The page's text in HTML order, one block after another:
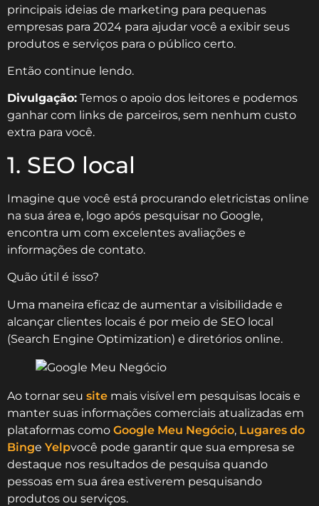
principais ideias de marketing para pequenas
empresas para 2024 para ajudar você a exibir seus
produtos e serviços para o público certo.
Então continue lendo.
Divulgação: Temos o apoio dos leitores e podemos
ganhar com links de parceiros, sem nenhum custo
extra para você.
1. SEO local
Imagine que você está procurando eletricistas online
na sua área e, logo após pesquisar no Google,
encontra um com excelentes avaliações e
informações de contato.
Quão útil é isso?
Uma maneira eficaz de aumentar a visibilidade e
alcançar clientes locais é por meio de SEO local
(Search Engine Optimization) e diretórios online.
Ao tornar seu site mais visível em pesquisas locais e
manter suas informações comerciais atualizadas em
plataformas como Google Meu Negócio, Lugares do
Binge Yelpvocê pode garantir que sua empresa se
destaque nos resultados de pesquisa quando
pessoas em sua área estiverem pesquisando
produtos ou serviços.